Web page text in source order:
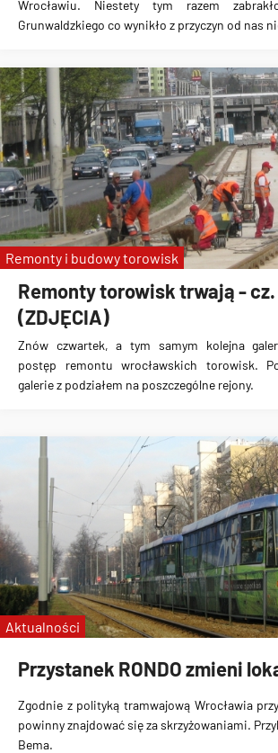
Wrocławiu. Niestety tym razem
Grunwaldzkiego co wynikło z przyczyn od nas
Remonty torowisk trwają - cz.
(ZDJĘCIA)
Znów czwartek, a tym samym kolejna
postęp remontu wrocławskich torowisk.
galerie z podziałem na poszczególne rejony.
Remonty i budowy torowisk
Przystanek RONDO zmieni
Zgodnie z polityką tramwajową Wrocławia
powinny znajdować się za skrzyżowaniami.
Bema.
Aktualności